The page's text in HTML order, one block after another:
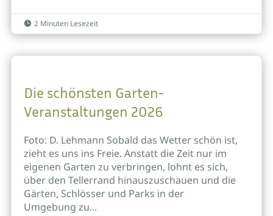
 2 Minuten Lesezeit
Die schönsten Garten-
Veranstaltungen 2026
Foto: D. Lehmann Sobald das Wetter schön ist,
zieht es uns ins Freie. Anstatt die Zeit nur im
eigenen Garten zu verbringen, lohnt es sich,
über den Tellerrand hinauszuschauen und die
Gärten, Schlösser und Parks in der
Umgebung zu...